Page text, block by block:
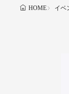
HOME イベ